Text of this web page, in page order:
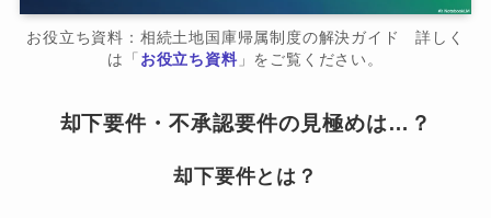
お役立ち資料：相続土地国庫帰属制度の解決ガイド 詳しく
は「 お役立ち資料」をご覧ください。
却下要件・不承認要件の見極めは…？
却下要件とは？